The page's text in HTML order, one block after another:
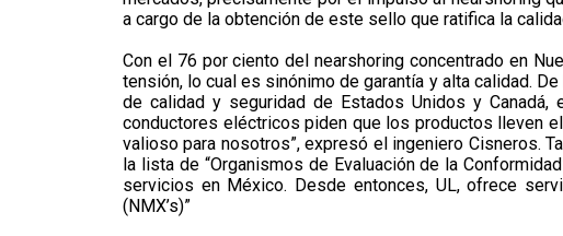
a cargo de la obtención de este sello que ratifica la
Con el 76 por ciento del nearshoring concentrado en
tensión, lo cual es sinónimo de garantía y alta calidad.
de calidad y seguridad de Estados Unidos y
conductores eléctricos piden que los productos lleven
valioso para nosotros”, expresó el ingeniero Cisneros.
la lista de “Organismos de Evaluación de la
servicios en México. Desde entonces, UL, ofrece
(NMX’s)”